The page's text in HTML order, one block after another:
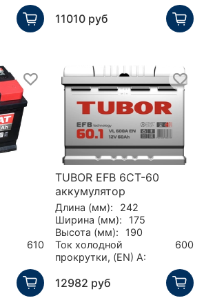
11010 руб
610
TUBOR EFB 6СТ-60
аккумулятор
Длина (мм):
242
Ширина (мм):
175
Высота (мм):
190
Ток холодной
прокрутки, (EN) А:
600
12982 руб